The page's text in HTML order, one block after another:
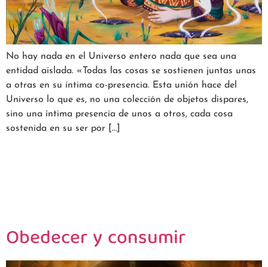
No hay nada en el Universo entero nada que sea una
entidad aislada. «Todas las cosas se sostienen juntas unas
a otras en su íntima co-presencia. Esta unión hace del
Universo lo que es, no una colección de objetos dispares,
sino una íntima presencia de unos a otros, cada cosa
sostenida en su ser por […]
Obedecer y consumir